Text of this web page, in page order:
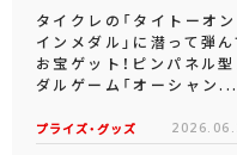
タイクレの「タイトーオ
インメダル」に潜って弾ん
お宝ゲット！ピンパネル型
ダルゲーム「オーシャン...
プライズ・グッズ